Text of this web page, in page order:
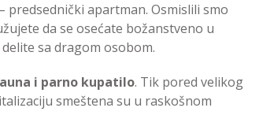
predsednički apartman. Osmislili smo
da se osećate božanstveno u
sa dragom osobom.
i parno kupatilo. Tik pored velikog
smeštena su u raskošnom